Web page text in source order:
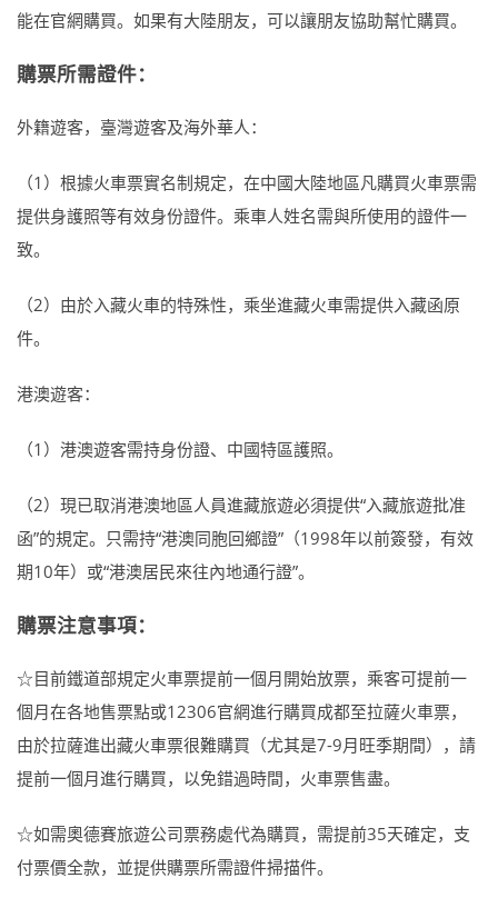
能在官網購買。如果有大陸朋友，可以讓朋友協助幫忙購買。
購票所需證件：
外籍遊客，臺灣遊客及海外華人：
（1）根據火車票實名制規定，在中國大陸地區凡購買火車票需
提供身護照等有效身份證件。乘車人姓名需與所使用的證件一
致。
（2）由於入藏火車的特殊性，乘坐進藏火車需提供入藏函原
件。
港澳遊客：
（1）港澳遊客需持身份證、中國特區護照。
（2）現已取消港澳地區人員進藏旅遊必須提供“入藏旅遊批准
函”的規定。只需持“港澳同胞回鄉證”（1998年以前簽發，有效
期10年）或“港澳居民來往內地通行證”。
購票注意事項：
☆目前鐵道部規定火車票提前一個月開始放票，乘客可提前一
個月在各地售票點或12306官網進行購買成都至拉薩火車票，
由於拉薩進出藏火車票很難購買（尤其是7-9月旺季期間），請
提前一個月進行購買，以免錯過時間，火車票售盡。
☆如需奧德賽旅遊公司票務處代為購買，需提前35天確定，支
付票價全款，並提供購票所需證件掃描件。